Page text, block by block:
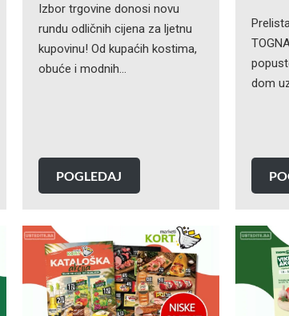
Izbor trgovine donosi novu
rundu odličnih cijena za ljetnu
kupovinu! Od kupaćih kostima,
obuće i modnih…
POGLEDAJ
dom